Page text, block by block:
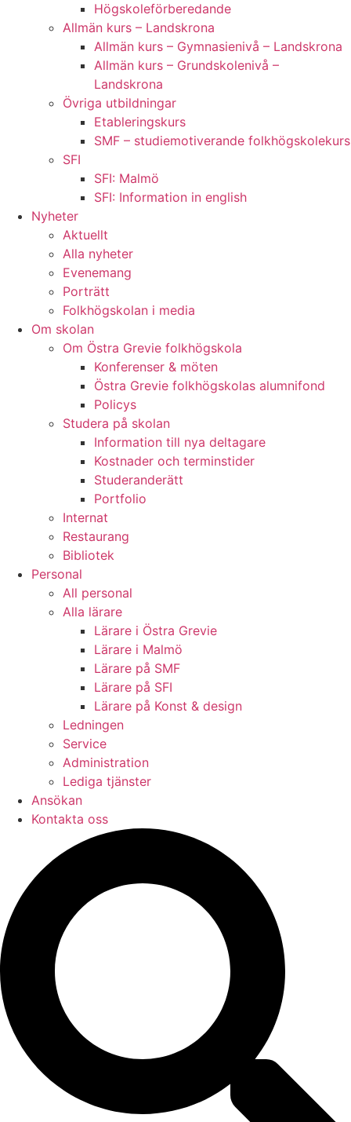
Högskoleförberedande
Allmän kurs – Landskrona
Allmän kurs – Gymnasienivå – Landskrona
Allmän kurs – Grundskolenivå –
Landskrona
Övriga utbildningar
Etableringskurs
SMF – studiemotiverande folkhögskolekurs
SFI
SFI: Malmö
SFI: Information in english
Nyheter
Aktuellt
Alla nyheter
Evenemang
Porträtt
Folkhögskolan i media
Om skolan
Om Östra Grevie folkhögskola
Konferenser & möten
Östra Grevie folkhögskolas alumnifond
Policys
Studera på skolan
Information till nya deltagare
Kostnader och terminstider
Studeranderätt
Portfolio
Internat
Restaurang
Bibliotek
Personal
All personal
Alla lärare
Lärare i Östra Grevie
Lärare i Malmö
Lärare på SMF
Lärare på SFI
Lärare på Konst & design
Ledningen
Service
Administration
Lediga tjänster
Ansökan
Kontakta oss